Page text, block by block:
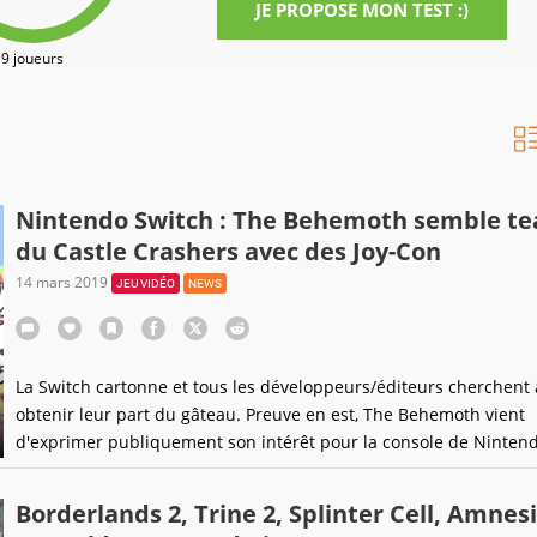
9 joueurs
JE PROPOSE MON TEST :)
Nintendo Switch : The Behemoth semble
du Castle Crashers avec des Joy-Con
14 mars 2019 JEU VIDÉO NEWS
La Switch cartonne et tous les développeurs/éditeurs cherchent
obtenir leur part du gâteau. Preuve en est, The Behemoth vient
d'exprimer publiquement son intérêt pour la console de
se pourrait qu'un des classiques du jeu indépendant débarque
Borderlands 2, Trine 2, Splinter Cell,